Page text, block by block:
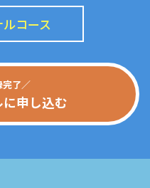
ルコース
了／
申し込む